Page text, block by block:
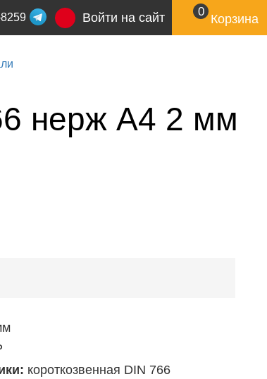
Войти на сайт 0
Корзина
нерж A4 2 мм
короткозвенная DIN 766